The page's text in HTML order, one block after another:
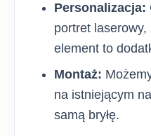
Personalizacja:
portret
element to
Montaż:
na istniejącym
samą bryłę.